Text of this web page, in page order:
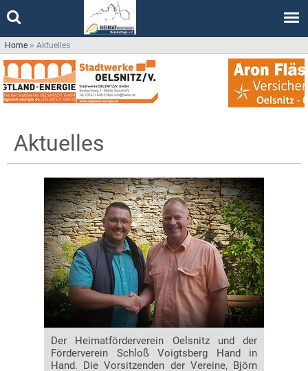
Home » Aktuelles
Aktuelles
Der Heimatförderverein Oelsnitz und der
Förderverein Schloß Voigtsberg Hand in
Hand. Die Vorsitzenden der Vereine, Björn